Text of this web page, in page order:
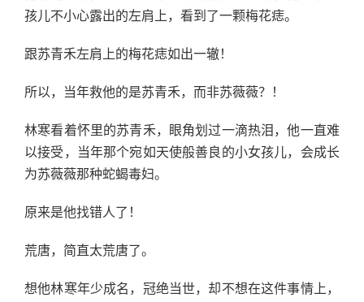
孩儿不小心露出的左肩上，看到了一颗梅花痣。
跟苏青禾左肩上的梅花痣如出一辙！
所以，当年救他的是苏青禾，而非苏薇薇？！
林寒看着怀里的苏青禾，眼角划过一滴热泪，他一直难
以接受，当年那个宛如天使般善良的小女孩儿，会成长
为苏薇薇那种蛇蝎毒妇。
原来是他找错人了！
荒唐，简直太荒唐了。
想他林寒年少成名，冠绝当世，却不想在这件事情上，